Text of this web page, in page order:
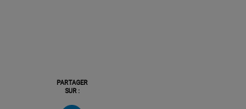
PARTAGER
SUR :